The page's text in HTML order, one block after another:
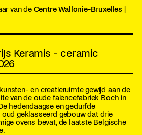
van de Centre Wallonie-Bruxelles |
Keramis - ceramic
en creatieruimte gewijd aan de
van de oude faiencefabriek Boch in
hedendaagse en gedurfde
geklasseerd gebouw dat drie
ovens bevat, de laatste Belgische